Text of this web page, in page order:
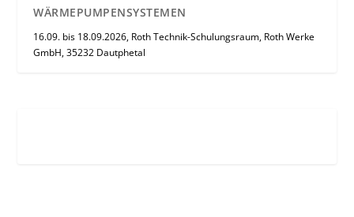
WÄRMEPUMPENSYSTEMEN
16.09. bis 18.09.2026, Roth Technik-Schulungsraum, Roth Werke
GmbH, 35232 Dautphetal